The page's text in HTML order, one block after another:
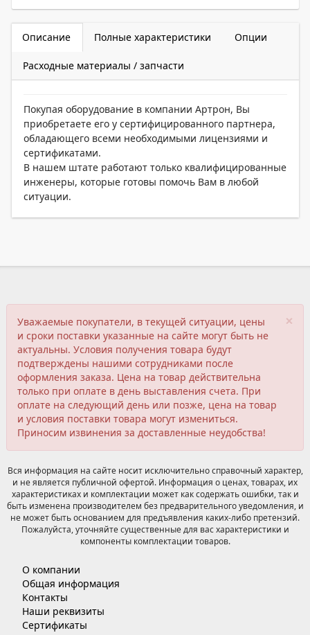
Описание Полные характеристики Опции
Расходные материалы / запчасти
Покупая оборудование в компании Артрон, Вы
приобретаете его у сертифицированного партнера,
обладающего всеми необходимыми лицензиями и
сертификатами.
В нашем штате работают только квалифицированные
инженеры, которые готовы помочь Вам в любой
ситуации.
×
Уважаемые покупатели, в текущей ситуации, цены
и сроки поставки указанные на сайте могут быть не
актуальны. Условия получения товара будут
подтверждены нашими сотрудниками после
оформления заказа. Цена на товар действительна
только при оплате в день выставления счета. При
оплате на следующий день или позже, цена на товар
и условия поставки товара могут измениться.
Приносим извинения за доставленные неудобства!
Вся информация на сайте носит исключительно справочный характер,
и не является публичной офертой. Информация о ценах, товарах, их
характеристиках и комплектации может как содержать ошибки, так и
быть изменена производителем без предварительного уведомления, и
не может быть основанием для предъявления каких-либо претензий.
Пожалуйста, уточняйте существенные для вас характеристики и
компоненты комплектации товаров.
О компании
Общая информация
Контакты
Наши реквизиты
Сертификаты